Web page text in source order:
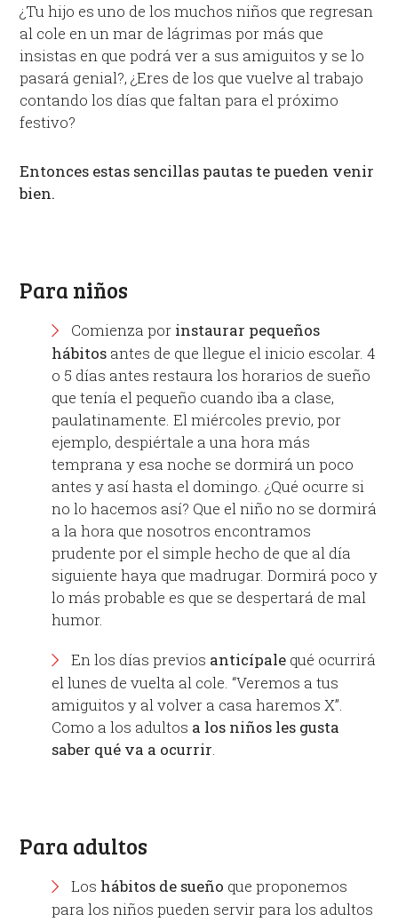
¿Tu hijo es uno de los muchos niños que regresan
al cole en un mar de lágrimas por más que
insistas en que podrá ver a sus amiguitos y se lo
pasará genial?, ¿Eres de los que vuelve al trabajo
contando los días que faltan para el próximo
festivo?
Entonces estas sencillas pautas te pueden venir
bien.
Para niños
Comienza por instaurar pequeños
hábitos antes de que llegue el inicio escolar. 4
o 5 días antes restaura los horarios de sueño
que tenía el pequeño cuando iba a clase,
paulatinamente. El miércoles previo, por
ejemplo, despiértale a una hora más
temprana y esa noche se dormirá un poco
antes y así hasta el domingo. ¿Qué ocurre si
no lo hacemos así? Que el niño no se dormirá
a la hora que nosotros encontramos
prudente por el simple hecho de que al día
siguiente haya que madrugar. Dormirá poco y
lo más probable es que se despertará de mal
humor.
En los días previos anticípale qué ocurrirá
el lunes de vuelta al cole. “Veremos a tus
amiguitos y al volver a casa haremos X”.
Como a los adultos a los niños les gusta
saber qué va a ocurrir.
Para adultos
Los hábitos de sueño que proponemos
para los niños pueden servir para los adultos